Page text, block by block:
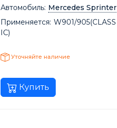
Автомобиль: Mercedes Sprinter
Применяется: W901/905(CLASS
IC)
Уточняйте наличие
Купить